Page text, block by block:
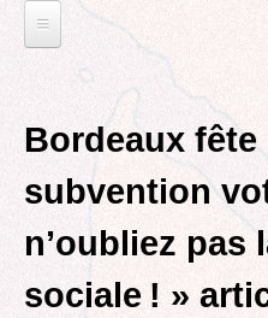
L'EAU ET LES DECHETS
ECONOMIE D’EAU,
LA GESTION DES
CONTRAT DE L'EAU,
ELECTIONS
MUNICIPALES 2014
DÉPARTEMENTALES
MUNICIPALES 2020
RUBRIQUE EN
TRANSITION
RUBRIQUE EN
LA LUTTE CONTRE
PUBLICITAIRE
VOIRIE DOMAINE
LE TRAMWAY
to
top
Bordeaux fête
subvention
n’oubliez pas
sociale ! »